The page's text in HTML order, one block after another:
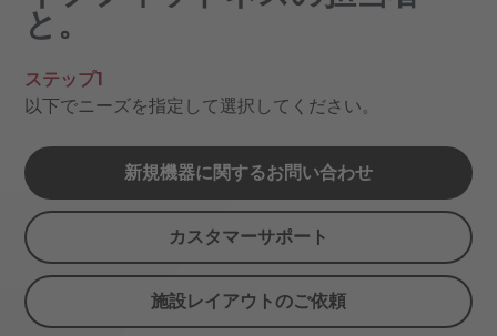
と。
ステップ1
以下でニーズを指定して選択してください。
新規機器に関するお問い合わせ
カスタマーサポート
施設レイアウトのご依頼